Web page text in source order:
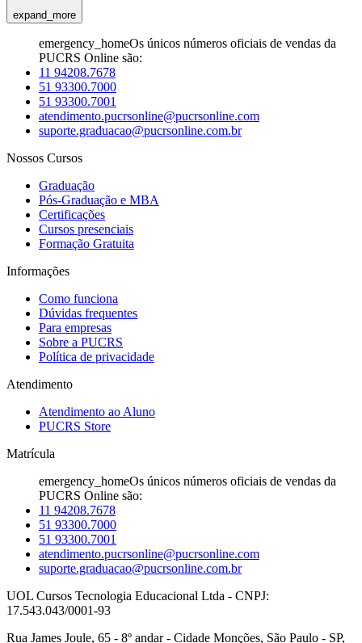
expand_more
emergency_homeOs únicos números oficiais de vendas da
PUCRS Online são:
11 94208.7678
51 93300.7000
51 93300.7001
atendimento.pucrsonline@pucrsonline.com
suporte.graduacao@pucrsonline.com.br
Nossos Cursos
Graduação
Pós-Graduação e MBA
Certificações
Cursos presenciais
Formação Gratuita
Informações
Como funciona
Dúvidas frequentes
Para empresas
Sobre a PUCRS
Política de privacidade
Atendimento
Atendimento ao Aluno
PUCRS Store
Matrícula
emergency_homeOs únicos números oficiais de vendas da
PUCRS Online são:
11 94208.7678
51 93300.7000
51 93300.7001
atendimento.pucrsonline@pucrsonline.com
suporte.graduacao@pucrsonline.com.br
UOL Cursos Tecnologia Educacional Ltda - CNPJ:
17.543.043/0001-93
Rua James Joule, 65 - 8º andar - Cidade Monções, São Paulo - SP,